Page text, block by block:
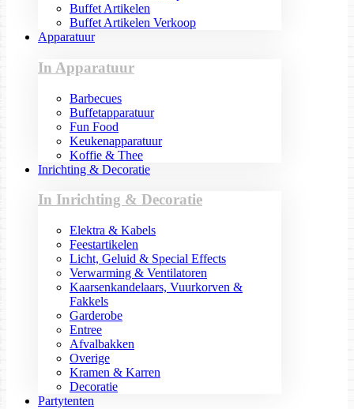
Buffet Artikelen
Buffet Artikelen Verkoop
Apparatuur
In Apparatuur
Barbecues
Buffetapparatuur
Fun Food
Keukenapparatuur
Koffie & Thee
Inrichting & Decoratie
In Inrichting & Decoratie
Elektra & Kabels
Feestartikelen
Licht, Geluid & Special Effects
Verwarming & Ventilatoren
Kaarsenkandelaars, Vuurkorven &
Fakkels
Garderobe
Entree
Afvalbakken
Overige
Kramen & Karren
Decoratie
Partytenten